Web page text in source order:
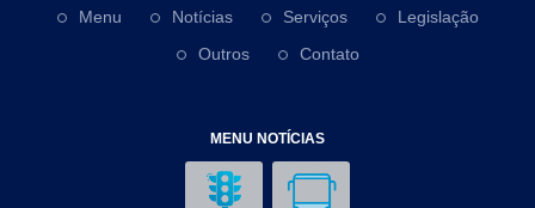
Menu Notícias Serviços
Legislação
Outros
Contato
MENU NOTÍCIAS